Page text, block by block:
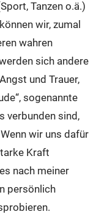
Tanzen o.ä.)
wir, zumal
wahren
sich andere
und Trauer,
sogenannte
verbunden sind,
wir uns dafür
Kraft
nach meiner
persönlich